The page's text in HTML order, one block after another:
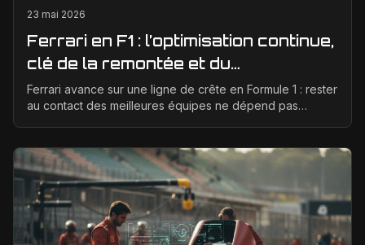
23 mai 2026
Ferrari en F1 : l’optimisation continue,
clé de la remontée et du
développement moteur
Ferrari avance sur une ligne de crête en Formule 1 : rester
au contact des meilleures équipes ne dépend pas